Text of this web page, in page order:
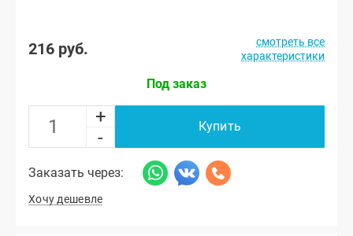
216 руб.
смотреть все
характеристики
Под заказ
+
-
Купить
Заказать через:
Хочу дешевле